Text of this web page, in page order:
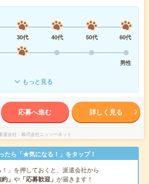
30代 40代 50代
60代
男性
もっと見る
応募へ進む 詳しく見る
遣会社 株式会社ニッソーネット
たら「★気になる！」をタップ！
！」を押しておくと、派遣会社から
」 や 「応募歓迎」 が届きます！